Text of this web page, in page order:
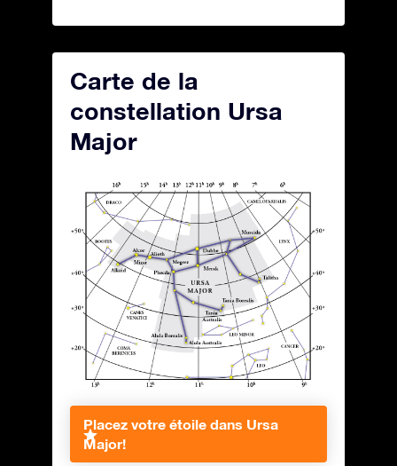
Carte de la
constellation Ursa
Major
Placez votre étoile dans Ursa
Major!